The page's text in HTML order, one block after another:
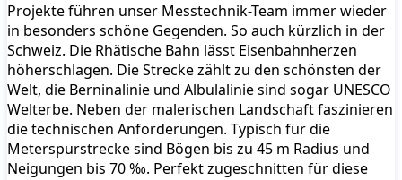
Projekte führen unser Messtechnik-Team immer wieder
in besonders schöne Gegenden. So auch kürzlich in der
Schweiz. Die Rhätische Bahn lässt Eisenbahnherzen
höherschlagen. Die Strecke zählt zu den schönsten der
Welt, die Berninalinie und Albulalinie sind sogar UNESCO
Welterbe. Neben der malerischen Landschaft faszinieren
die technischen Anforderungen. Typisch für die
Meterspurstrecke sind Bögen bis zu 45 m Radius und
Neigungen bis 70 ‰. Perfekt zugeschnitten für diese